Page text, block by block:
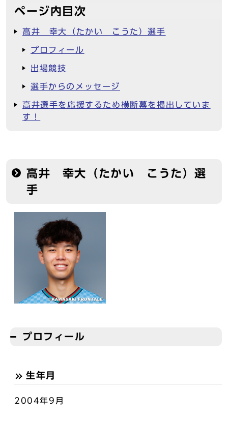
ページ内目次
高井 幸大（たかい こうた）選手
プロフィール
出場競技
選手からのメッセージ
高井選手を応援するため横断幕を掲出していま
す！
高井 幸大（たかい こうた）選
手
プロフィール
生年月
2004年9月